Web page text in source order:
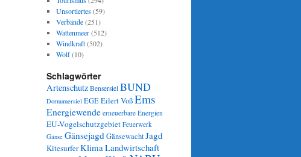
Unsortiertes(59)
Verbände(251)
Wattenmeer(512)
Windkraft(502)
Wolf(10)
Schlagwörter
Artenschutz Bensersiel BUND
Dornumersiel EGEEilert VoßEms
Energiewende erneuerbare Energien
EU-Vogelschutzgebiet Feuerwerk
Gänse GänsejagdGänsewachtJagd
KitesurferKlimaLandwirtschaft